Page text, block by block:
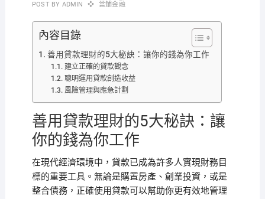
POST BY ADMIN 當鋪金融
內容目錄
善用貸款理財的5大秘訣：讓你的錢為你工作
建立正確的貸款觀念
聰明運用貸款創造收益
風險管理與應急計劃
善用貸款理財的5大秘訣：讓
你的錢為你工作
在現代經濟環境中，貸款已成為許多人實現財務目
標的重要工具。無論是購置房產、創業投資，或是
整合債務，正確使用貸款可以幫助你更有效地管理